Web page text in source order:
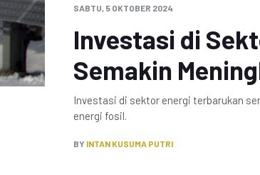
SABTU, 5 OKTOBER 2024
Investasi di
Semakin
Investasi di sektor energi terbarukan
energi fosil.
BY INTAN KUSUMA PUTRI